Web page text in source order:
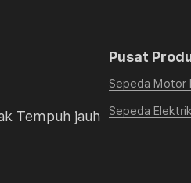
Tempuh jauh
Pusat
Sepeda Motor
Sepeda Elektrik